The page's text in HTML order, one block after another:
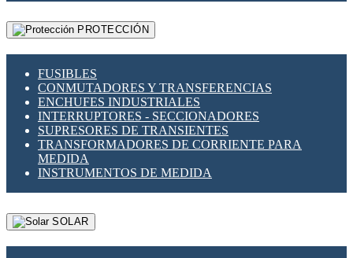
PROTECCIÓN
FUSIBLES
CONMUTADORES Y TRANSFERENCIAS
ENCHUFES INDUSTRIALES
INTERRUPTORES - SECCIONADORES
SUPRESORES DE TRANSIENTES
TRANSFORMADORES DE CORRIENTE PARA
MEDIDA
INSTRUMENTOS DE MEDIDA
SOLAR